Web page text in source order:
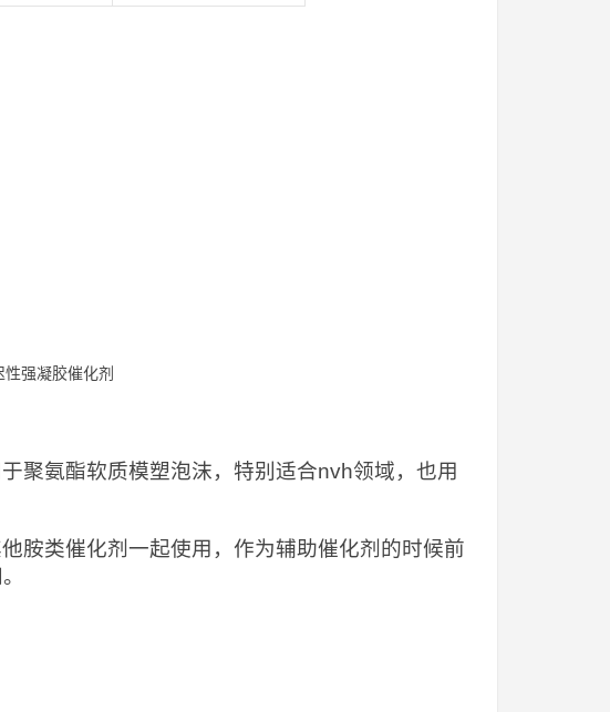
强凝胶催化剂
聚氨酯软质模塑泡沫，特别适合nvh领域，也用
胺类催化剂一起使用，作为辅助催化剂的时候前